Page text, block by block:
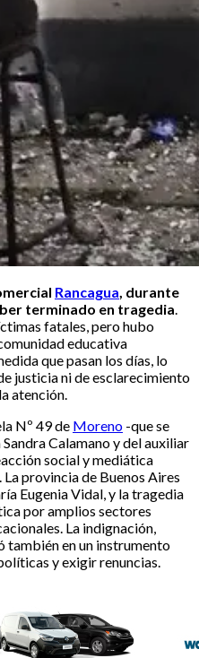
Rancagua, durante
terminado en tragedia.
fatales, pero hubo
educativa
que pasan los días, lo
justicia ni de esclarecimiento
atención.
Nº 49 de Moreno -que se
Calamano y del auxiliar
social y mediática
provincia de Buenos Aires
Eugenia Vidal, y la tragedia
por amplios sectores
La indignación,
también en un instrumento
y exigir renuncias.